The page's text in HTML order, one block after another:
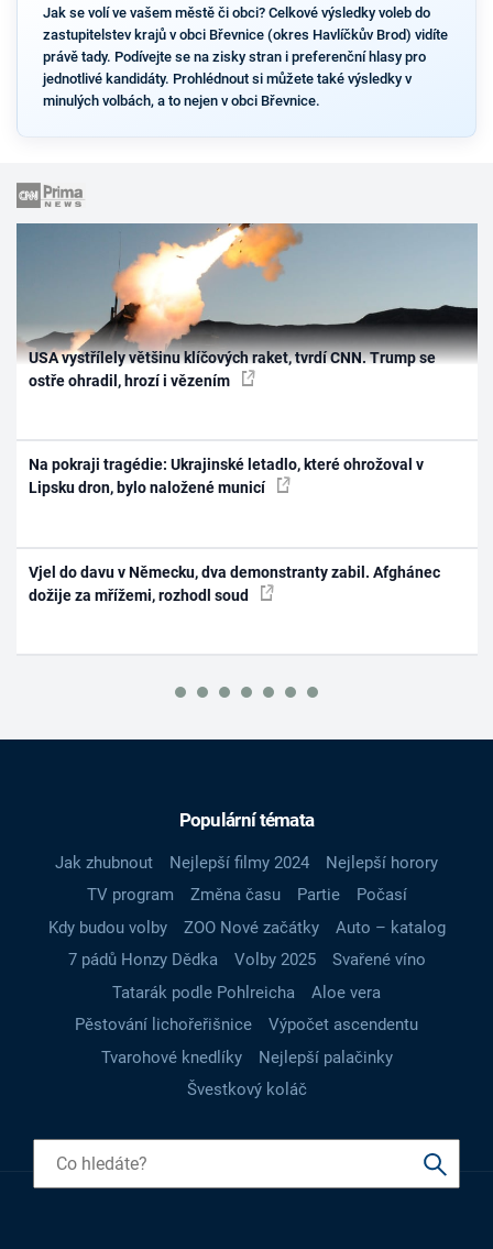
Jak se volí ve vašem městě či obci? Celkové výsledky voleb do
zastupitelstev krajů v obci Břevnice (okres Havlíčkův Brod) vidíte
právě tady. Podívejte se na zisky stran i preferenční hlasy pro
jednotlivé kandidáty. Prohlédnout si můžete také výsledky v
minulých volbách, a to nejen v obci Břevnice.
USA vystřílely většinu klíčových raket, tvrdí CNN. Trump se
ostře ohradil, hrozí i vězením
Na pokraji tragédie: Ukrajinské letadlo, které ohrožoval v
Lipsku dron, bylo naložené municí
Vjel do davu v Německu, dva demonstranty zabil. Afghánec
dožije za mřížemi, rozhodl soud
Populární témata
Jak zhubnout Nejlepší filmy 2024
Nejlepší horory
TV program
Změna času Partie
Počasí
Kdy budou volby
ZOO Nové začátky
Auto – katalog
7 pádů Honzy Dědka
Volby 2025
Svařené víno
Tatarák podle Pohlreicha
Aloe vera
Pěstování lichořeřišnice
Výpočet ascendentu
Tvarohové knedlíky
Nejlepší palačinky
Švestkový koláč